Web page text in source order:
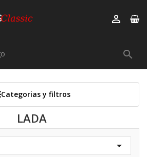


Categorias y filtros
LADA
